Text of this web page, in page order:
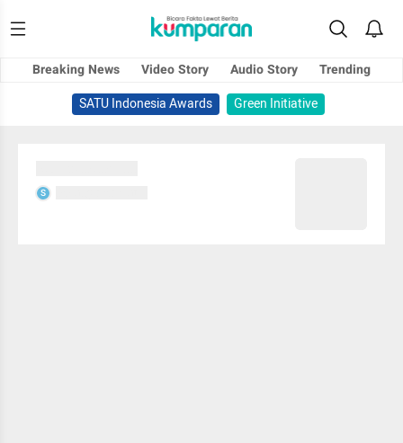
Breaking News Video Story Audio Story
Trending
SATU Indonesia Awards
Green Initiative
S